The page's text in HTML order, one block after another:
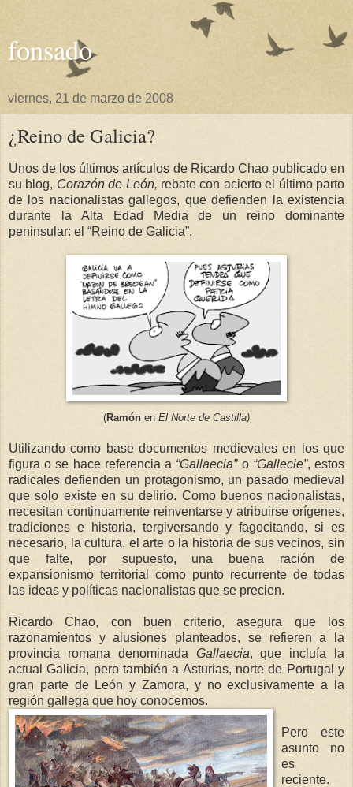
fonsado
viernes, 21 de marzo de 2008
¿Reino de Galicia?
Unos de los últimos artículos de Ricardo Chao publicado en
su blog, Corazón de León, rebate con acierto el último parto
de los nacionalistas gallegos, que defienden la existencia
durante
la Alta Edad Media de un reino dominante
peninsular: el “Reino de Galicia”.
(Ramón en El Norte de Castilla)
Utilizando como base documentos medievales en los que
figura o se hace referencia a “Gallaecia”o “Gallecie”, estos
radicales defienden un protagonismo, un pasado medieval
que solo existe en su delirio. Como buenos nacionalistas,
necesitan continuamente reinventarse y atribuirse orígenes,
tradiciones e historia, tergiversando y fagocitando, si es
necesario, la cultura, el arte o la historia de sus vecinos, sin
que falte, por supuesto, una buena ración de
expansionismo territorial como punto recurrente de todas
las ideas y políticas nacionalistas que se precien.
Ricardo Chao, con buen criterio, asegura que los
razonamientos y alusiones planteados, se refieren a la
provincia romana denominada Gallaecia, que incluía la
actual Galicia, pero también a Asturias, norte de Portugal y
gran parte de León y Zamora, y no exclusivamente a la
región gallega que hoy conocemos.
Pero este
asunto no
es
reciente.